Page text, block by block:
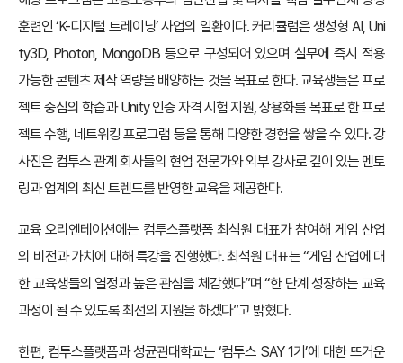
훈련인 ‘K-디지털 트레이닝’ 사업의 일환이다. 커리큘럼은 생성형 AI, Uni
ty3D, Photon, MongoDB 등으로 구성되어 있으며 실무에 즉시 적용
가능한 콘텐츠 제작 역량을 배양하는 것을 목표로 한다. 교육생들은 프로
젝트 중심의 학습과 Unity 인증 자격 시험 지원, 상용화를 목표로 한 프로
젝트 수행, 네트워킹 프로그램 등을 통해 다양한 경험을 쌓을 수 있다. 강
사진은 컴투스 관계 회사들의 현업 전문가와 외부 강사로 깊이 있는 멘토
링과 업계의 최신 트렌드를 반영한 교육을 제공한다.
교육 오리엔테이션에는 컴투스플랫폼 최석원 대표가 참여해 게임 산업
의 비전과 가치에 대해 특강을 진행했다. 최석원 대표는 “게임 산업에 대
한 교육생들의 열정과 높은 관심을 체감했다”며 “한 단계 성장하는 교육
과정이 될 수 있도록 최선의 지원을 하겠다”고 밝혔다.
한편, 컴투스플랫폼과 성균관대학교는 ‘컴투스 SAY 1기’에 대한 뜨거운